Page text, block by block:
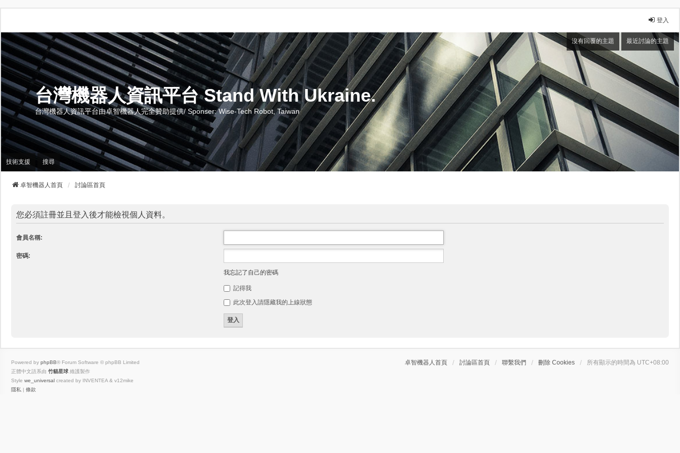
登入
沒有回覆的主題 最近討論的主題
台灣機器人資訊平台 Stand With Ukraine.
台灣機器人資訊平台由卓智機器人完全贊助提供/ Sponser: Wise-Tech Robot, Taiwan
技術支援 搜尋
卓智機器人首頁 討論區首頁
您必須註冊並且登入後才能檢視個人資料。
會員名稱:
密碼:
我忘記了自己的密碼
記得我
此次登入請隱藏我的上線狀態
卓智機器人首頁 討論區首頁 聯繫我們 刪除 Cookies 所有顯示的時間為 UTC+08:00
Powered by phpBB® Forum Software © phpBB Limited
正體中文語系由 竹貓星球 維護製作
Style we_universal created by INVENTEA & v12mike
隱私 | 條款